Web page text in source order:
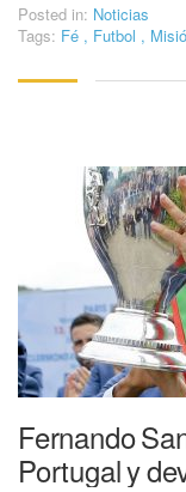
Posted in: Noticias
Tags: Fé , Futbol ,
Fernando
Portugal y